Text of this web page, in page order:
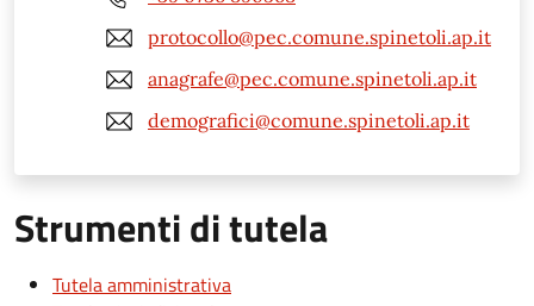
protocollo@pec.comune.spinetoli.ap.it
anagrafe@pec.comune.spinetoli.ap.it
demografici@comune.spinetoli.ap.it
Strumenti di tutela
Tutela amministrativa